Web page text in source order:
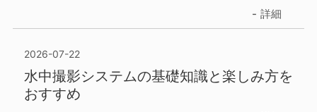
詳細
2026-07-22
水中撮影システムの基礎知識と楽しみ方を
おすすめ